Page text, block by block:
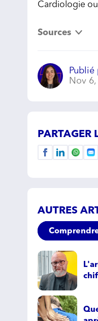
Cardiologie
Sources
Publié
Nov
PARTAGER
AUTRES